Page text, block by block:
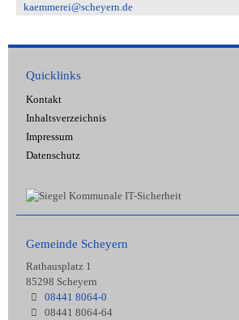
kaemmerei@scheyern.de
Quicklinks
Kontakt
Inhaltsverzeichnis
Impressum
Datenschutz
Gemeinde Scheyern
Rathausplatz 1
85298 Scheyern
08441 8064-0
08441 8064-64